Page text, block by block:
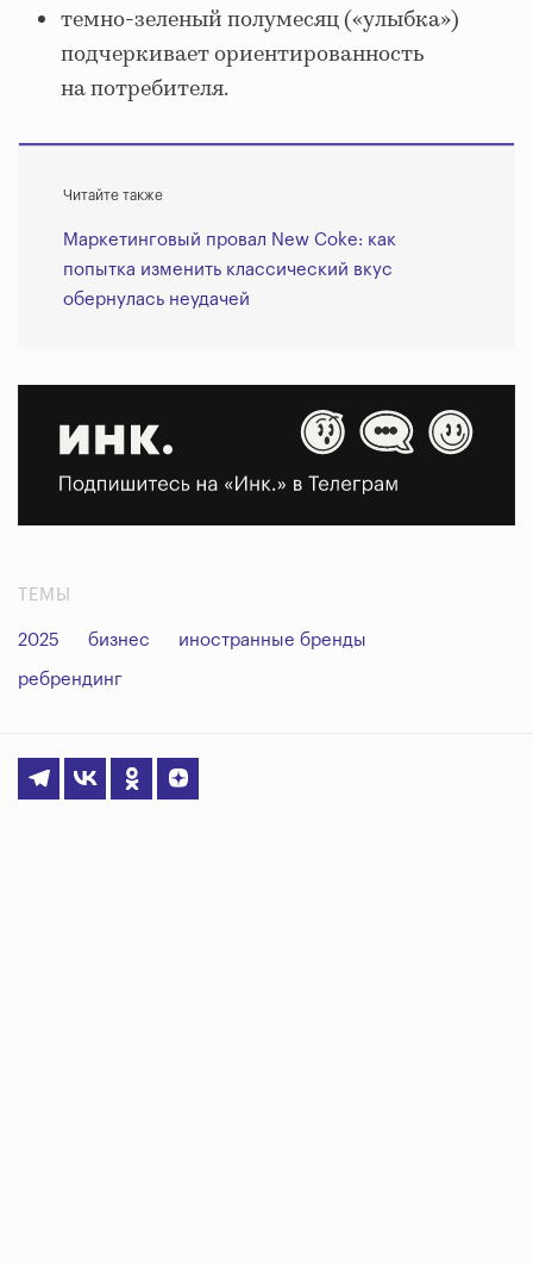
темно-зеленый полумесяц («улыбка»)
подчеркивает ориентированность
на потребителя.
Читайте также
Маркетинговый провал New Coke: как
попытка изменить классический вкус
обернулась неудачей
ТЕМЫ
2025 бизнес иностранные бренды
ребрендинг